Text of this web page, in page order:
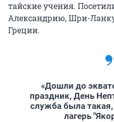
тайские учения.
Александрию, Шри-
Греции.
«Дошли до
праздник, День
служба была такая,
лагерь